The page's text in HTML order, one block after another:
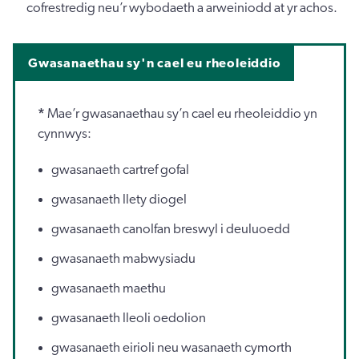
cofrestredig neu’r wybodaeth a arweiniodd at yr achos.
Gwasanaethau sy'n cael eu rheoleiddio
* Mae’r gwasanaethau sy’n cael eu rheoleiddio yn
cynnwys:
gwasanaeth cartref gofal
gwasanaeth llety diogel
gwasanaeth canolfan breswyl i deuluoedd
gwasanaeth mabwysiadu
gwasanaeth maethu
gwasanaeth lleoli oedolion
gwasanaeth eirioli neu wasanaeth cymorth